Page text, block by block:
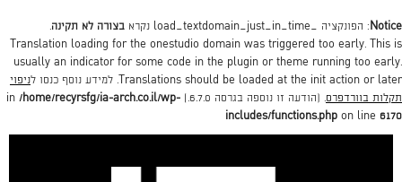
Notice : הפונקציה _load_textdomain_just_in_time נקרא בצורה לא תקינה.
Translation loading for the onestudio domain was triggered too early. This is
usually an indicator for some code in the plugin or theme running too early.
Translations should be loaded at the init action or later. למידע נוסף כנסו ל
ניפוי
תקלות בוורדפרס. (הודעה זו נוספה בגרסה 6.7.0.) in
/home/recyrsfg/ia-arch.co.il/wp-
includes/functions.php on line 6170